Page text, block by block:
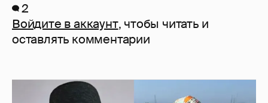
2
Войдите в аккаунт, чтобы читать и
оставлять комментарии